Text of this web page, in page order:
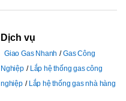
Dịch vụ
Giao Gas Nhanh
Gas Công
Nghiệp
Lắp hệ thống gas công
nghiệp
Lắp hệ thống gas nhà hàng